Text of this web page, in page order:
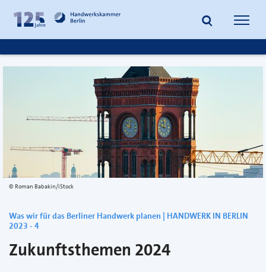
Inhalt
springen
Fußzeile
springen
Suche
Roman Babakin/iStock
Was wir für das Berliner Handwerk planen | HANDWERK IN BERLIN
2023 - 4
Zukunftsthemen 2024